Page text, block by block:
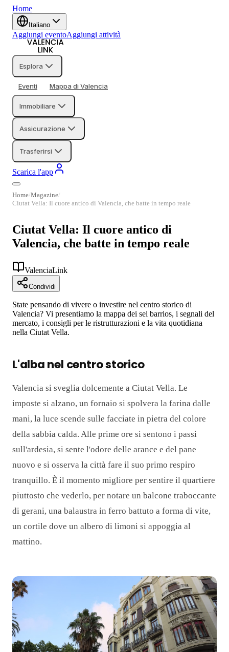
Home
Italiano
Aggiungi eventoAggiungi attività
Esplora
Eventi Mappa di Valencia
Immobiliare
Assicurazione
Trasferirsi
Scarica l'app
Home Magazine
Ciutat Vella: Il cuore antico di Valencia, che batte in tempo reale
Ciutat Vella: Il cuore antico di
Valencia, che batte in tempo reale
ValenciaLink
Condividi
State pensando di vivere o investire nel centro storico di
Valencia? Vi presentiamo la mappa dei sei barrios, i segnali del
mercato, i consigli per le ristrutturazioni e la vita quotidiana
nella Ciutat Vella.
L'alba nel centro storico
Valencia si sveglia dolcemente a Ciutat Vella. Le
imposte si alzano, un fornaio si spolvera la farina dalle
mani, la luce scende sulle facciate in pietra del colore
della sabbia calda. Alle prime ore si sentono i passi
sull'ardesia, si sente l'odore delle arance e del pane
nuovo e si osserva la città fare il suo primo respiro
tranquillo. È il momento migliore per sentire il quartiere
piuttosto che vederlo, per notare un balcone traboccante
di gerani, una balaustra in ferro battuto a forma di vite,
un cortile dove un albero di limoni si appoggia al
mattino.